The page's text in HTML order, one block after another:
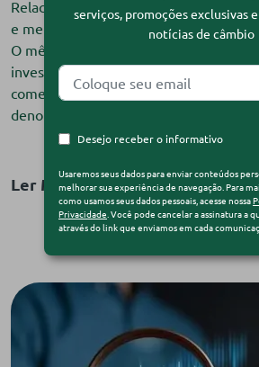
Relacionamento B&T XP Abril
e mercados atentos à guerra
O mês de abril começou com
investidores, diante da implementação
comerciais recíprocas pelos Estados
denominada pelo presidente Donald
Ler Matéria
serviços, promoções exclusivas
notícias de câmbio
Desejo receber o informativo
Usaremos seus dados para enviar conteúdos
melhorar sua experiência de navegação. Para
como usamos seus dados pessoais, acesse nossa
Privacidade. Você pode cancelar a assinatura a
através do link que enviamos em cada